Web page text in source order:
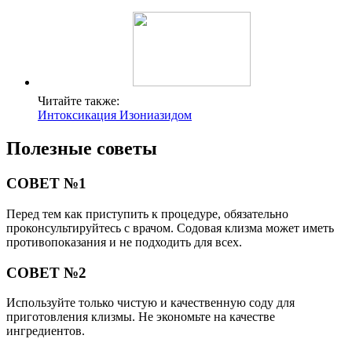
Читайте также:
Интоксикация Изониазидом
Полезные советы
СОВЕТ №1
Перед тем как приступить к процедуре, обязательно
проконсультируйтесь с врачом. Содовая клизма может иметь
противопоказания и не подходить для всех.
СОВЕТ №2
Используйте только чистую и качественную соду для
приготовления клизмы. Не экономьте на качестве
ингредиентов.